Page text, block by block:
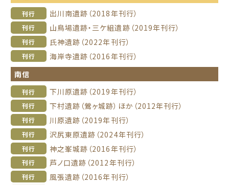
刊行 出川南遺跡（2018年刊行）
刊行 山鳥場遺跡・三ケ組遺跡（2019年刊行）
刊行 氏神遺跡（2022年刊行）
刊行
海岸寺遺跡（2016年刊行）
南信
刊行 下川原遺跡（2019年刊行）
刊行 下村遺跡（鶯ヶ城跡）ほか（2012年刊行）
刊行 川原遺跡（2019年刊行）
刊行 沢尻東原遺跡（2024年刊行）
刊行 神之峯城跡（2016年刊行）
刊行 芦ノ口遺跡（2012年刊行）
刊行 風張遺跡（2016年刊行）